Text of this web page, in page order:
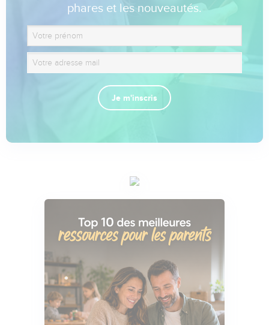
phares et les nouveautés.
Je m'inscris